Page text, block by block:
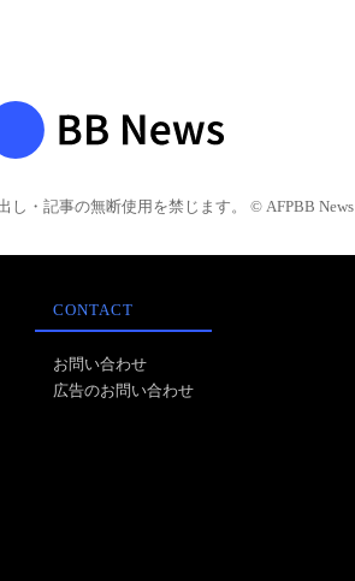
し・記事の無断使用を禁じます。 © AFPBB News
CONTACT
お問い合わせ
広告のお問い合わせ